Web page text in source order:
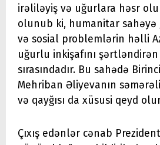
irəliləyiş və uğurlara həsr
olunub ki, humanitar
və sosial problemlərin həlli
uğurlu inkişafını
sırasındadır. Bu sahədə
Mehriban Əliyevanın
və qayğısı da xüsusi qeyd
Çıxış edənlər cənab